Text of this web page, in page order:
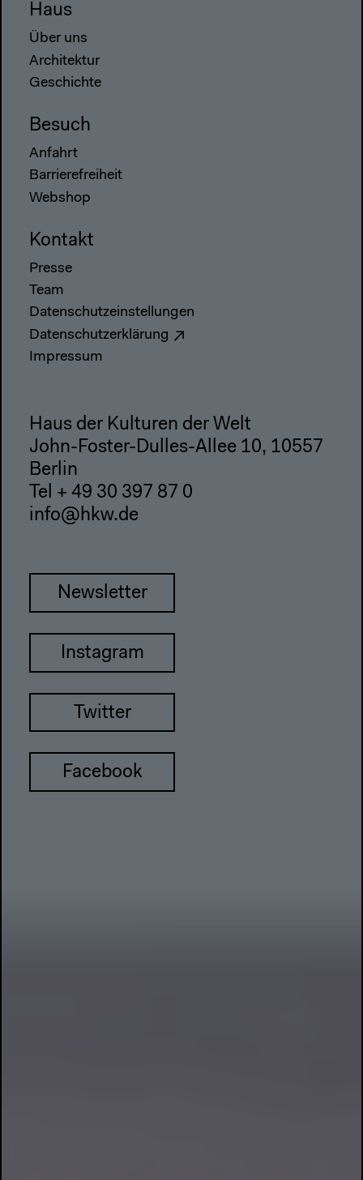
Haus
Über uns
Architektur
Geschichte
Besuch
Anfahrt
Barrierefreiheit
Webshop
Kontakt
Presse
Team
Datenschutzeinstellungen
Datenschutzerklärung
Impressum
Haus der Kulturen der Welt
John-Foster-Dulles-Allee 10, 10557
Berlin
Tel + 49 30 397 87 0
info@hkw.de
Newsletter
Instagram
Twitter
Facebook